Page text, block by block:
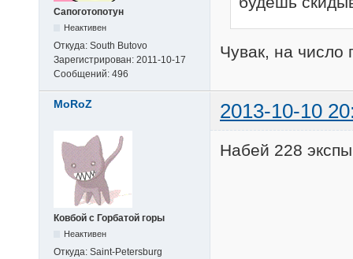
Сапоготопотун
Неактивен
Откуда: South Butovo
Зарегистрирован: 2011-10-17
Сообщений: 496
Чувак, на число
MoRoZ 2013-10-10
Ковбой с Горбатой горы
Неактивен
Откуда: Saint-Petersburg
Набей 228